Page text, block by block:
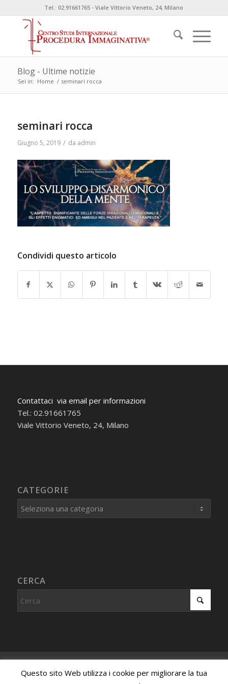
Tel.: 02.91661765 - Viale Vittorio Veneto, 24, Milano
Blog - Ultime notizie
Sei in: Home / seminari rocca
seminari rocca
Giugno 5, 2019 / da admin
Condividi questo articolo
Contattaci via email per informazioni
Tel.: 02.91661765
Viale Vittorio Veneto, 24, Milano
CATEGORIE
Categorie
CERCA
- Associazione riconosciuta, iscritta al registro dell'associazionismo
Questo sito Web utilizza i cookie per migliorare la tua